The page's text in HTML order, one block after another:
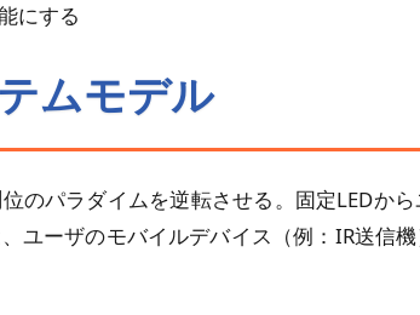
にする
ムモデル
のパラダイムを逆転させる。固定LEDか
ユーザのモバイルデバイス（例：IR送信